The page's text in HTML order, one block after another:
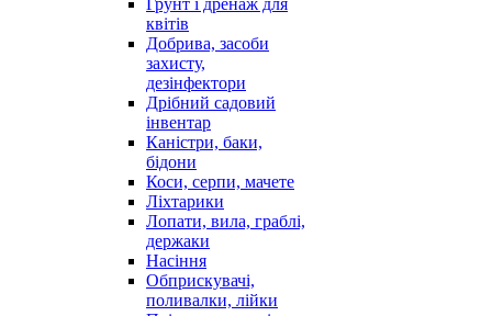
Грунт і дренаж для
квітів
Добрива, засоби
захисту,
дезінфектори
Дрібний садовий
інвентар
Каністри, баки,
бідони
Коси, серпи, мачете
Ліхтарики
Лопати, вила, граблі,
держаки
Насіння
Обприскувачі,
поливалки, лійки